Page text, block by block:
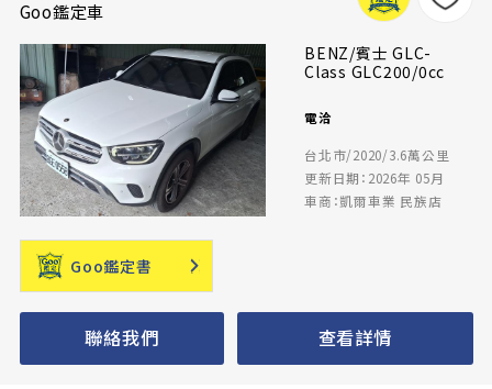
Goo鑑定車
BENZ/賓士 GLC-
Class GLC200/0cc
電洽
台北市/2020/3.6萬公里
更新日期：2026年 05月
車商：凱爾車業 民族店
Goo鑑定書
聯絡我們 查看詳情